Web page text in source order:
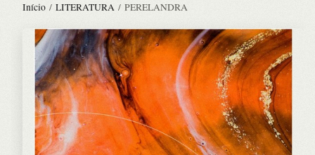
Início / LITERATURA / PERELANDRA